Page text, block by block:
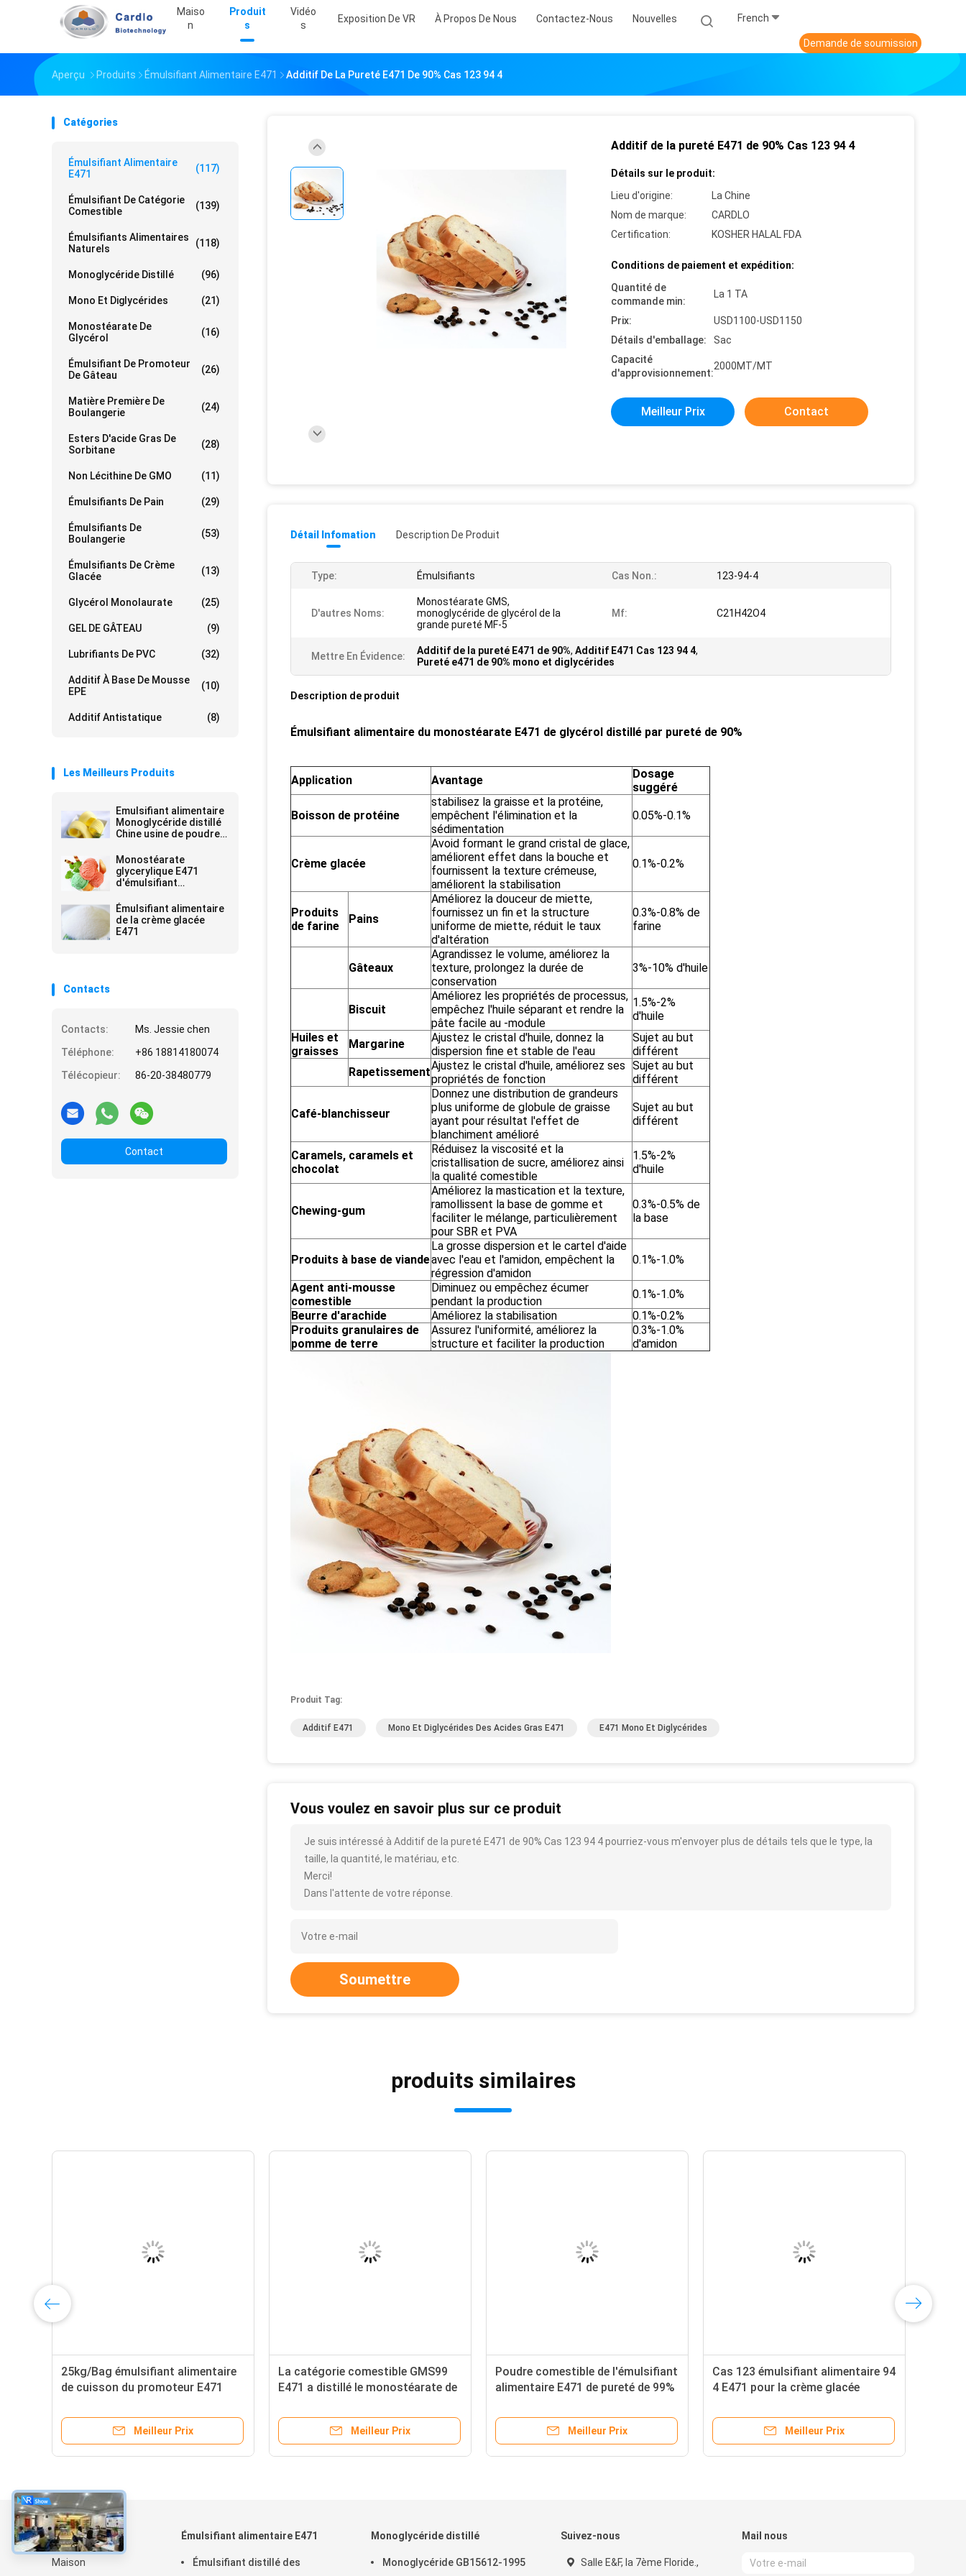
Maiso
N
Produit
S
Vidéo
S
Exposition De VR À Propos De Nous Contactez-Nous Nouvelles French
Demande de soumission
Aperçu Produits Émulsifiant Alimentaire E471 Additif De La Pureté E471 De 90% Cas 123 94 4
Catégories
Émulsifiant Alimentaire
E471
(117)
Émulsifiant De Catégorie
Comestible
(139)
Émulsifiants Alimentaires
Naturels
(118)
Monoglycéride Distillé (96)
Mono Et Diglycérides (21)
Monostéarate De
Glycérol
(16)
Émulsifiant De Promoteur
De Gâteau
(26)
Matière Première De
Boulangerie
(24)
Esters D'acide Gras De
Sorbitane
(28)
Non Lécithine De GMO (11)
Émulsifiants De Pain (29)
Émulsifiants De
Boulangerie
(53)
Émulsifiants De Crème
Glacée
(13)
Glycérol Monolaurate (25)
GEL DE GÂTEAU (9)
Lubrifiants De PVC (32)
Additif À Base De Mousse
EPE
(10)
Additif Antistatique (8)
Les Meilleurs Produits
Emulsifiant alimentaire
Monoglycéride distillé
Chine usine de poudre
margarine
Monostéarate
glycerylique E471
d'émulsifiant
stabilisateur GMS de
crème glacée
Émulsifiant alimentaire
de la crème glacée
E471
Contacts
Contacts:
Ms. Jessie chen
Téléphone:
+86 18814180074
Télécopieur:
86-20-38480779
Contact
Additif de la pureté E471 de 90% Cas 123 94 4
Détails sur le produit:
Lieu d'origine:
La Chine
Nom de marque:
CARDLO
Certification:
KOSHER HALAL FDA
Conditions de paiement et expédition:
Quantité de
commande min:
La 1 TA
Prix:
USD1100-USD1150
Détails d'emballage:
Sac
Capacité
d'approvisionnement:
2000MT/MT
Meilleur Prix Contact
Détail Infomation Description De Produit
Type: Émulsifiants Cas Non.: 123-94-4
D'autres Noms:
Monostéarate GMS,
monoglycéride de glycérol de la
grande pureté MF-5
Mf: C21H42O4
Mettre En Évidence: Additif de la pureté E471 de 90%, Additif E471 Cas 123 94 4,
Pureté e471 de 90% mono et diglycérides
Description de produit
Émulsifiant alimentaire du monostéarate E471 de glycérol distillé par pureté de 90%
Application Avantage
Dosage
suggéré
Boisson de protéine
stabilisez la graisse et la protéine,
empêchent l'élimination et la
sédimentation
0.05%-0.1%
Crème glacée
Avoid formant le grand cristal de glace,
améliorent effet dans la bouche et
fournissent la texture crémeuse,
améliorent la stabilisation
0.1%-0.2%
Produits
de farine
Pains
Améliorez la douceur de miette,
fournissez un fin et la structure
uniforme de miette, réduit le taux
d'altération
0.3%-0.8% de
farine
Gâteaux
Agrandissez le volume, améliorez la
texture, prolongez la durée de
conservation
3%-10% d'huile
Biscuit
Améliorez les propriétés de processus,
empêchez l'huile séparant et rendre la
pâte facile au -module
1.5%-2%
d'huile
Huiles et
graisses
Margarine
Ajustez le cristal d'huile, donnez la
dispersion fine et stable de l'eau
Sujet au but
différent
RapetissementAjustez le cristal d'huile, améliorez ses
propriétés de fonction
Sujet au but
différent
Café-blanchisseur
Donnez une distribution de grandeurs
plus uniforme de globule de graisse
ayant pour résultat l'effet de
blanchiment amélioré
Sujet au but
différent
Caramels, caramels et
chocolat
Réduisez la viscosité et la
cristallisation de sucre, améliorez ainsi
la qualité comestible
1.5%-2%
d'huile
Chewing-gum
Améliorez la mastication et la texture,
ramollissent la base de gomme et
faciliter le mélange, particulièrement
pour SBR et PVA
0.3%-0.5% de
la base
Produits à base de viande
La grosse dispersion et le cartel d'aide
avec l'eau et l'amidon, empêchent la
régression d'amidon
0.1%-1.0%
Agent anti-mousse
comestible
Diminuez ou empêchez écumer
pendant la production
0.1%-1.0%
Beurre d'arachide
Améliorez la stabilisation
0.1%-0.2%
Produits granulaires de
pomme de terre
Assurez l'uniformité, améliorez la
structure et faciliter la production
0.3%-1.0%
d'amidon
Produit Tag:
Additif E471 Mono Et Diglycérides Des Acides Gras E471 E471 Mono Et Diglycérides
Vous voulez en savoir plus sur ce produit
Je suis intéressé à Additif de la pureté E471 de 90% Cas 123 94 4 pourriez-vous m'envoyer plus de détails tels que le type, la
taille, la quantité, le matériau, etc.
Merci!
Dans l'attente de votre réponse.
Soumettre
produits similaires
25kg/Bag émulsifiant alimentaire
de cuisson du promoteur E471
Meilleur Prix
La catégorie comestible GMS99
E471 a distillé le monostéarate de
Meilleur Prix
Poudre comestible de l'émulsifiant
alimentaire E471 de pureté de 99%
Meilleur Prix
Cas 123 émulsifiant alimentaire 94
4 E471 pour la crème glacée
Meilleur Prix
À propos
Maison
Émulsifiant alimentaire E471
Émulsifiant distillé des
Monoglycéride distillé
Monoglycéride GB15612-1995
Suivez-nous
Salle E&F, la 7ème Floride.,
Mail nous